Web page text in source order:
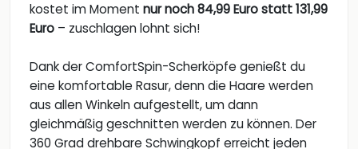
kostet im Moment nur noch 84,99 Euro statt 131,99
Euro – zuschlagen lohnt sich!
Dank der ComfortSpin-Scherköpfe genießt du
eine komfortable Rasur, denn die Haare werden
aus allen Winkeln aufgestellt, um dann
gleichmäßig geschnitten werden zu können. Der
360 Grad drehbare Schwingkopf erreicht jeden